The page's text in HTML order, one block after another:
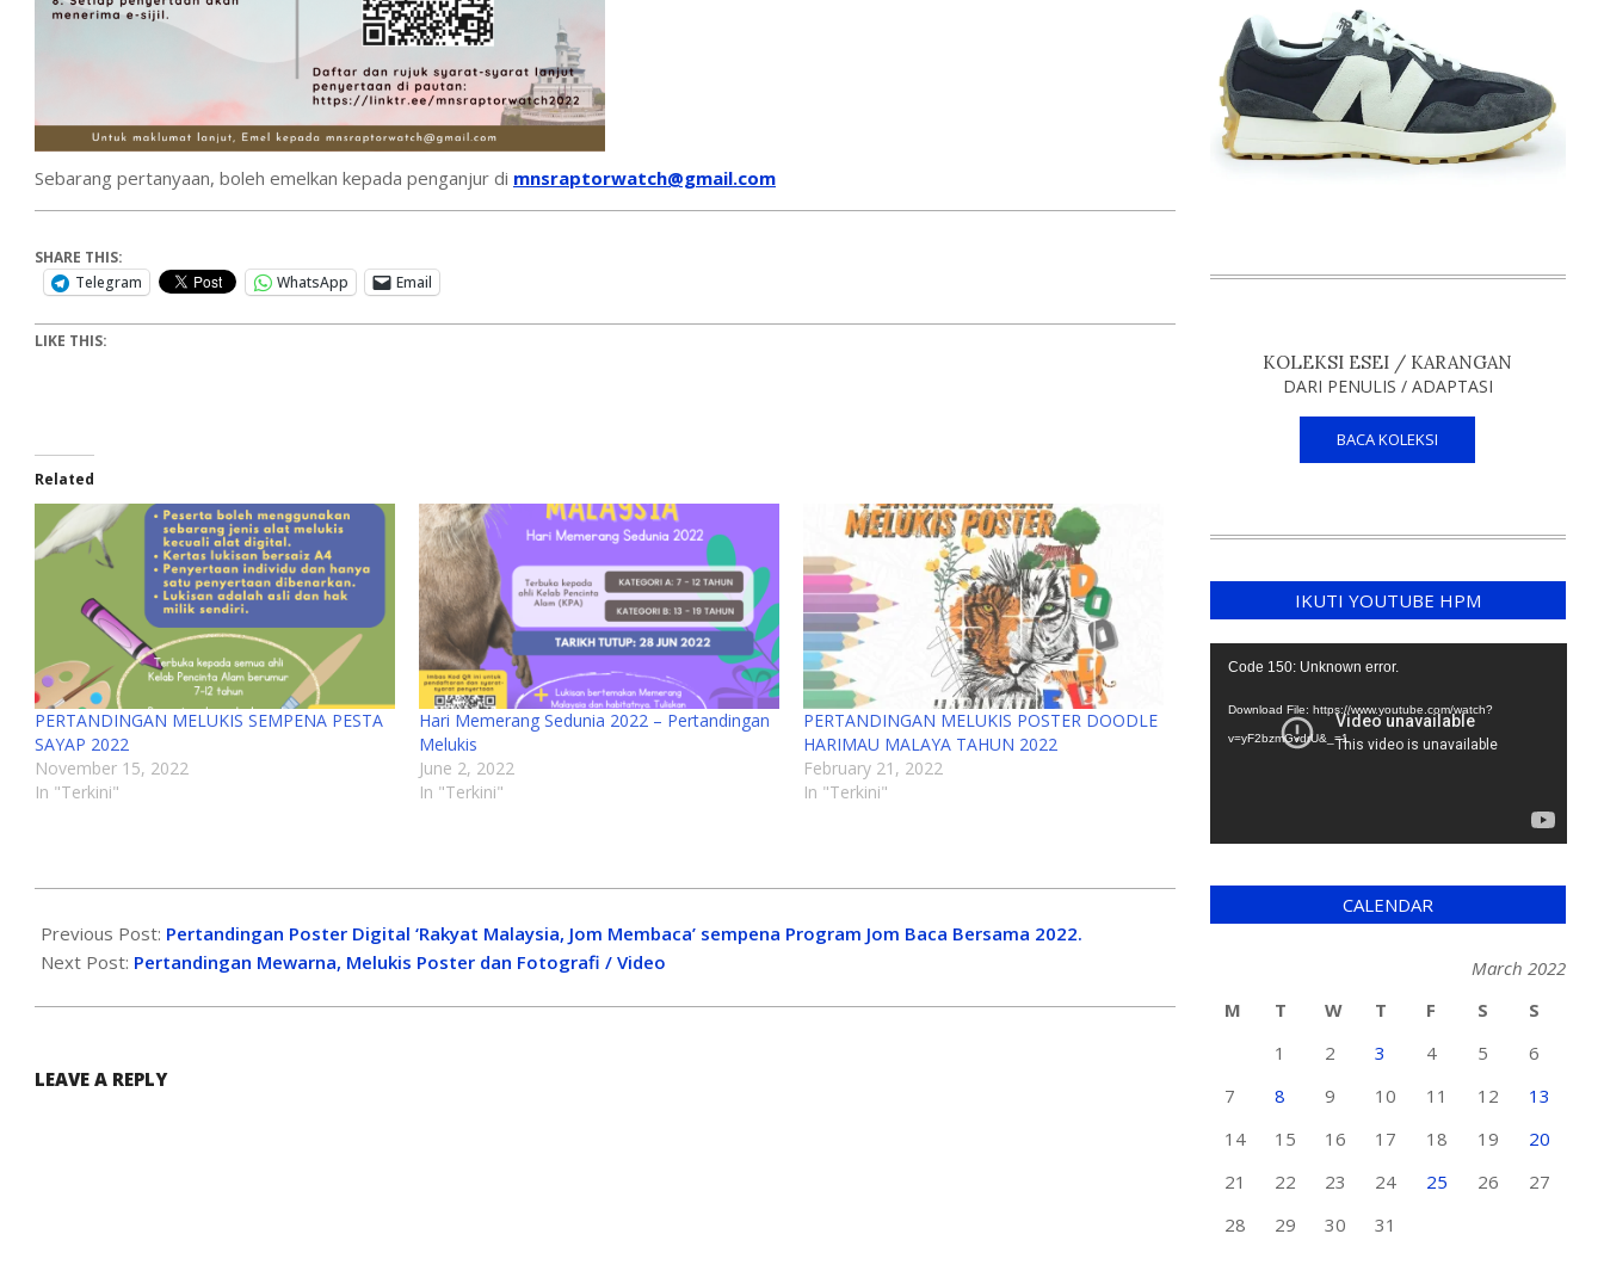
Sebarang pertanyaan, boleh emelkan kepada penganjur di mnsraptorwatch@gmail.com
SHARE THIS:
Telegram
WhatsApp Email
LIKE THIS:
Related
PERTANDINGAN MELUKIS SEMPENA PESTA
SAYAP 2022
November 15, 2022
In "Terkini"
Hari Memerang Sedunia 2022 – Pertandingan
Melukis
June 2, 2022
In "Terkini"
PERTANDINGAN MELUKIS POSTER DOODLE
HARIMAU MALAYA TAHUN 2022
February 21, 2022
In "Terkini"
Previous Post: Pertandingan Poster Digital ‘Rakyat Malaysia, Jom Membaca’ sempena Program Jom Baca Bersama 2022.
Next Post: Pertandingan Mewarna, Melukis Poster dan Fotografi / Video
LEAVE A REPLY
KOLEKSI ESEI / KARANGAN
DARI PENULIS / ADAPTASI
BACA KOLEKSI
IKUTI YOUTUBE HPM
Video
Code 150: Unknown error.
Download File: https://www.youtube.com/watch?
v=yF2bzmGvdrU&_=1
CALENDAR
March 2022
M
T W T F S
S
1
2 3 4 5
6
7
8 9 10 11 12
13
14
15 16 17 18 19
20
21
22 23 24 25 26
27
28
29 30 31